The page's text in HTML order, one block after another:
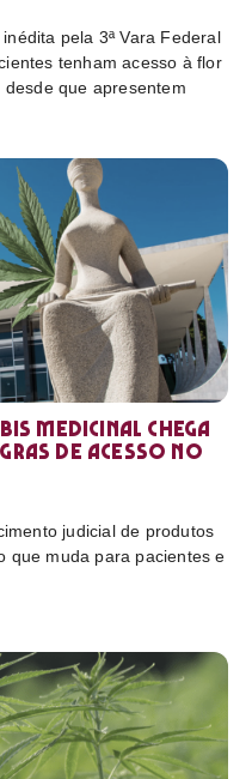
pela 3ª Vara Federal
tenham acesso à flor
que apresentem
medicinal chega
de acesso no
judicial de produtos
que muda para pacientes e